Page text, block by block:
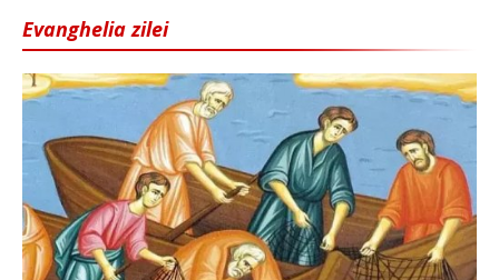
Evanghelia zilei